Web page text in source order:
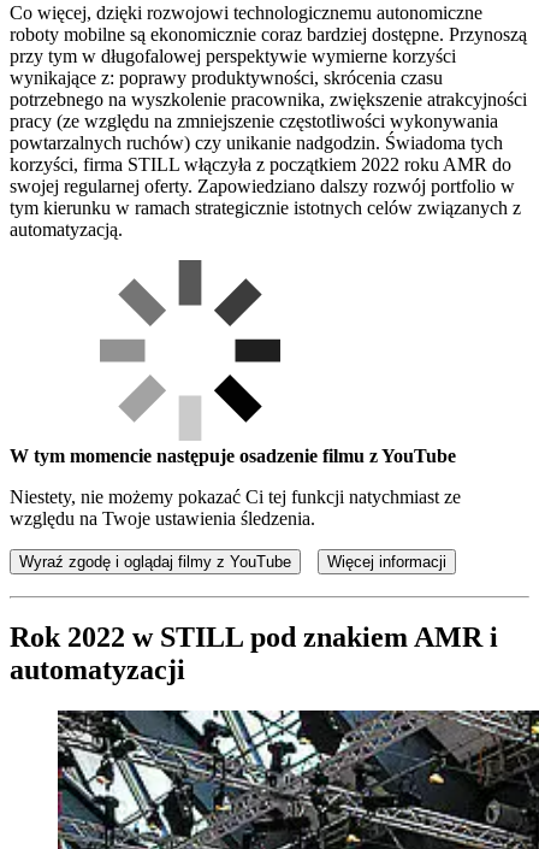
Co więcej, dzięki rozwojowi technologicznemu autonomiczne
roboty mobilne są ekonomicznie coraz bardziej dostępne. Przynoszą
przy tym w długofalowej perspektywie wymierne korzyści
wynikające z: poprawy produktywności, skrócenia czasu
potrzebnego na wyszkolenie pracownika, zwiększenie atrakcyjności
pracy (ze względu na zmniejszenie częstotliwości wykonywania
powtarzalnych ruchów) czy unikanie nadgodzin. Świadoma tych
korzyści, firma STILL włączyła z początkiem 2022 roku AMR do
swojej regularnej oferty. Zapowiedziano dalszy rozwój portfolio w
tym kierunku w ramach strategicznie istotnych celów związanych z
automatyzacją.
W tym momencie następuje osadzenie filmu z YouTube
Niestety, nie możemy pokazać Ci tej funkcji natychmiast ze
względu na Twoje ustawienia śledzenia.
Wyraź zgodę i oglądaj filmy z YouTube Więcej informacji
Rok 2022 w STILL pod znakiem AMR i
automatyzacji